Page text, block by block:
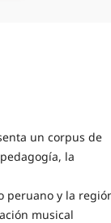
un corpus de
la
peruano y la
musical